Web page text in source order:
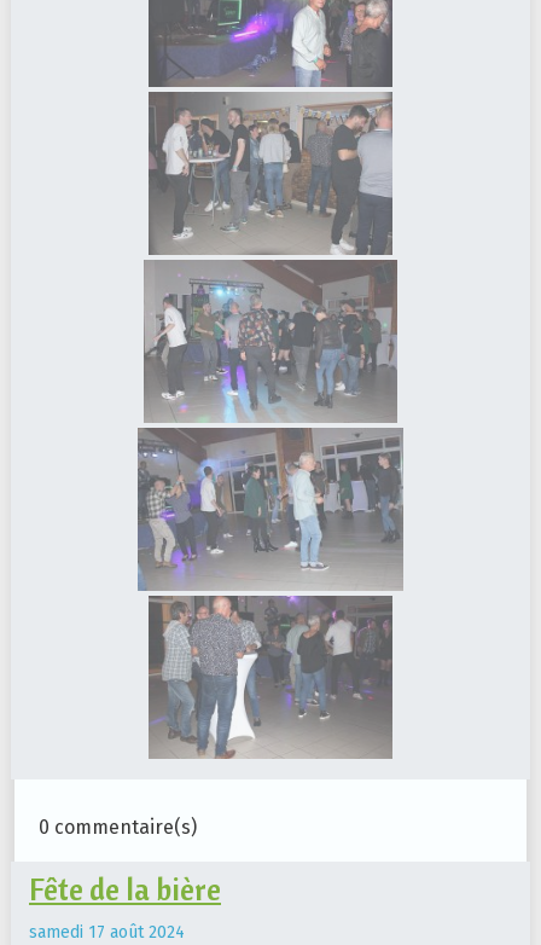
0 commentaire(s)
Fête de la bière
samedi 17 août 2024